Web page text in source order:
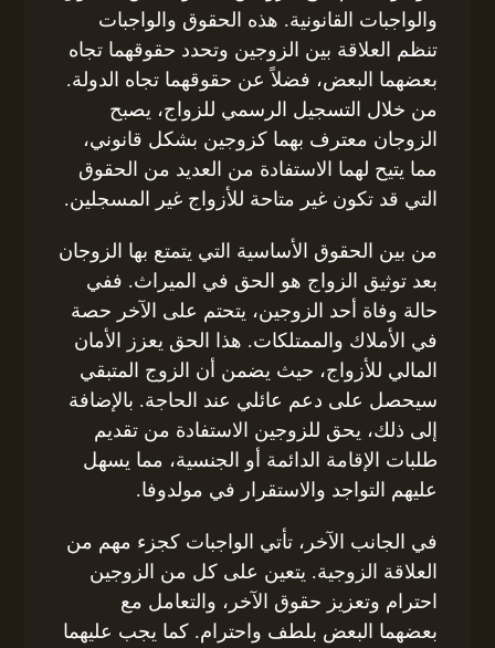
والواجبات القانونية. هذه الحقوق والواجبات
تنظم العلاقة بين الزوجين وتحدد حقوقهما تجاه
بعضهما البعض، فضلاً عن حقوقهما تجاه الدولة.
من خلال التسجيل الرسمي للزواج، يصبح
الزوجان معترف بهما كزوجين بشكل قانوني،
مما يتيح لهما الاستفادة من العديد من الحقوق
التي قد تكون غير متاحة للأزواج غير المسجلين.
من بين الحقوق الأساسية التي يتمتع بها الزوجان
بعد توثيق الزواج هو الحق في الميراث. ففي
حالة وفاة أحد الزوجين، يتحتم على الآخر حصة
في الأملاك والممتلكات. هذا الحق يعزز الأمان
المالي للأزواج، حيث يضمن أن الزوج المتبقي
سيحصل على دعم عائلي عند الحاجة. بالإضافة
إلى ذلك، يحق للزوجين الاستفادة من تقديم
طلبات الإقامة الدائمة أو الجنسية، مما يسهل
عليهم التواجد والاستقرار في مولدوفا.
في الجانب الآخر، تأتي الواجبات كجزء مهم من
العلاقة الزوجية. يتعين على كل من الزوجين
احترام وتعزيز حقوق الآخر، والتعامل مع
بعضهما البعض بلطف واحترام. كما يجب عليهما